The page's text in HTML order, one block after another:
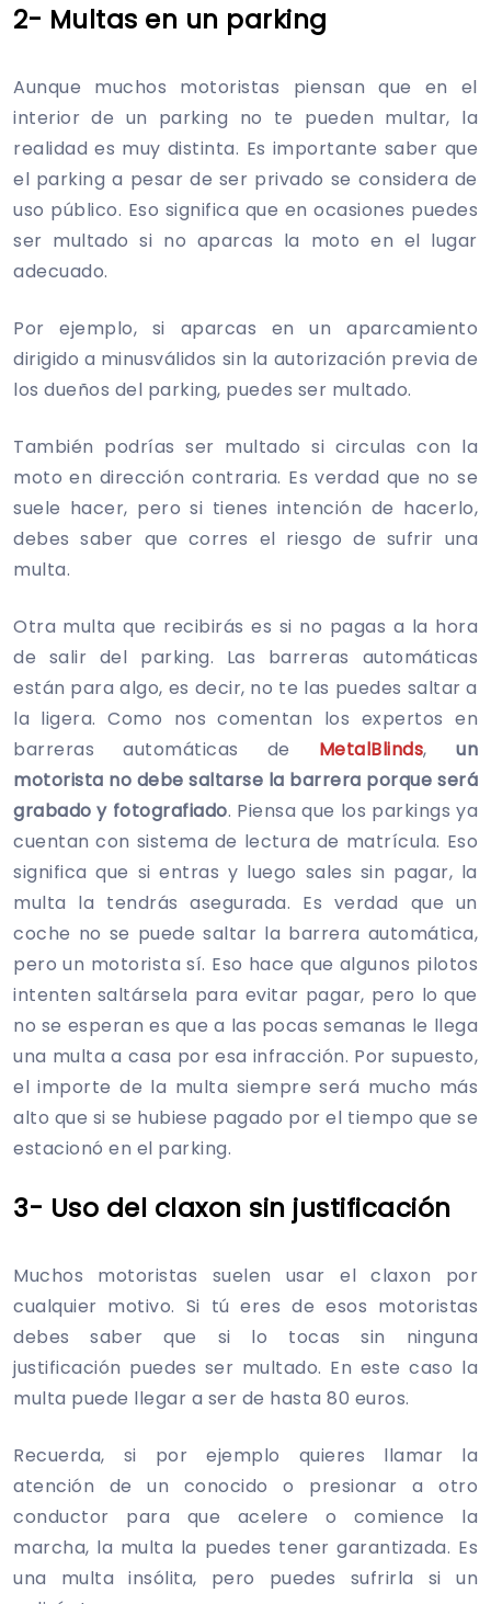
2- Multas en un parking
Aunque muchos motoristas piensan que en el
interior de un parking no te pueden multar, la
realidad es muy distinta. Es importante saber que
el parking a pesar de ser privado se considera de
uso público. Eso significa que en ocasiones puedes
ser multado si no aparcas la moto en el lugar
adecuado.
Por ejemplo, si aparcas en un aparcamiento
dirigido a minusválidos sin la autorización previa de
los dueños del parking, puedes ser multado.
También podrías ser multado si circulas con la
moto en dirección contraria. Es verdad que no se
suele hacer, pero si tienes intención de hacerlo,
debes saber que corres el riesgo de sufrir una
multa.
Otra multa que recibirás es si no pagas a la hora
de salir del parking. Las barreras automáticas
están para algo, es decir, no te las puedes saltar a
la ligera. Como nos comentan los expertos en
barreras automáticas de MetalBlinds, un
motorista no debe saltarse la barrera porque será
grabado y fotografiado. Piensa que los parkings ya
cuentan con sistema de lectura de matrícula. Eso
significa que si entras y luego sales sin pagar, la
multa la tendrás asegurada. Es verdad que un
coche no se puede saltar la barrera automática,
pero un motorista sí. Eso hace que algunos pilotos
intenten saltársela para evitar pagar, pero lo que
no se esperan es que a las pocas semanas le llega
una multa a casa por esa infracción. Por supuesto,
el importe de la multa siempre será mucho más
alto que si se hubiese pagado por el tiempo que se
estacionó en el parking.
3- Uso del claxon sin justificación
Muchos motoristas suelen usar el claxon por
cualquier motivo. Si tú eres de esos motoristas
debes saber que si lo tocas sin ninguna
justificación puedes ser multado. En este caso la
multa puede llegar a ser de hasta 80 euros.
Recuerda, si por ejemplo quieres llamar la
atención de un conocido o presionar a otro
conductor para que acelere o comience la
marcha, la multa la puedes tener garantizada. Es
una multa insólita, pero puedes sufrirla si un